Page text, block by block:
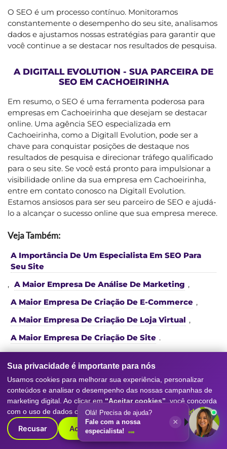
O SEO é um processo contínuo. Monitoramos
constantemente o desempenho do seu site, analisamos
dados e ajustamos nossas estratégias para garantir que
você continue a se destacar nos resultados de pesquisa.
A DIGITALL EVOLUTION - SUA PARCEIRA DE
SEO EM CACHOEIRINHA
Em resumo, o SEO é uma ferramenta poderosa para
empresas em Cachoeirinha que desejam se destacar
online. Uma agência SEO especializada em
Cachoeirinha, como a Digitall Evolution, pode ser a
chave para conquistar posições de destaque nos
resultados de pesquisa e direcionar tráfego qualificado
para o seu site. Se você está pronto para impulsionar a
visibilidade online da sua empresa em Cachoeirinha,
entre em contato conosco na Digitall Evolution.
Estamos ansiosos para ser seu parceiro de SEO e ajudá-
lo a alcançar o sucesso online que sua empresa merece.
Veja Também:
A Importância De Um Especialista Em SEO Para
Seu Site
, A Maior Empresa De Análise De Marketing ,
A Maior Empresa De Criação De E-Commerce ,
A Maior Empresa De Criação De Loja Virtual ,
A Maior Empresa De Criação De Site .
Serviços da nossaAgência de
Marketing Digital
Sua privacidade é importante para nós
Usamos cookies para melhorar sua experiência, personalizar
conteúdos e analisar o desempenho das nossas campanhas de
marketing digital. Ao clicar em “Aceitar cookies” , você concorda
com o uso de dados conforme nossaPolítica de Privacidade.
Recusar Aceitar cookies
Olá! Precisa de ajuda?
Fale com a nossa
especialista!
×